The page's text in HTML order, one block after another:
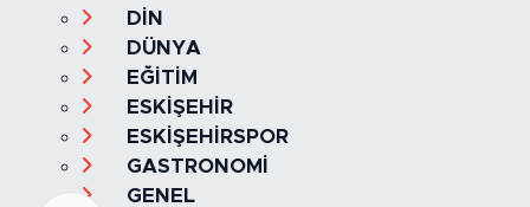
DİN
DÜNYA
EĞİTİM
ESKİŞEHİR
ESKİŞEHİRSPOR
GASTRONOMİ
GENEL